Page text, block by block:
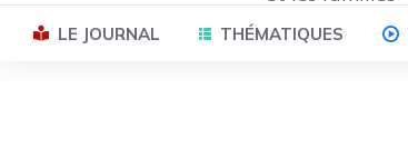
LE JOURNAL THÉMATIQUES